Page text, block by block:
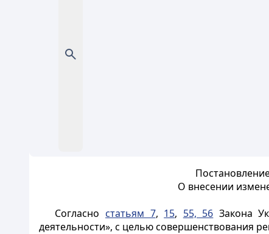
О внесении
Согласно статьям 7, 15, 55, 56 Закона
деятельности», с целью совершенствования